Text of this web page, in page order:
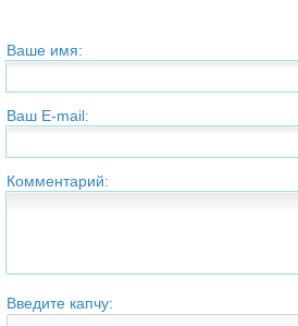
Ваше имя:
Ваш E-mail:
Комментарий:
Введите капчу: